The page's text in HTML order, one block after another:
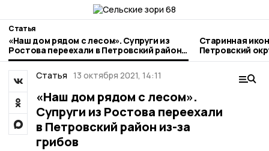
Статья
«Наш дом рядом с лесом». Супруги из
Ростова переехали в Петровский район
из-за грибов
Старинная
Петровский
Статья 13 октября 2021, 14:11
«Наш дом рядом с лесом».
Супруги из Ростова переехали
в Петровский район из-за
грибов